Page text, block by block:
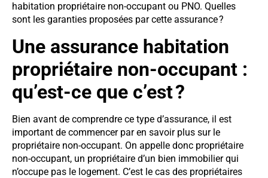
habitation propriétaire non-occupant ou PNO. Quelles
sont les garanties proposées par cette assurance ?
Une assurance habitation
propriétaire non-occupant :
qu’est-ce que c’est ?
Bien avant de comprendre ce type d’assurance, il est
important de commencer par en savoir plus sur le
propriétaire non-occupant. On appelle donc propriétaire
non-occupant, un propriétaire d’un bien immobilier qui
n’occupe pas le logement. C’est le cas des propriétaires